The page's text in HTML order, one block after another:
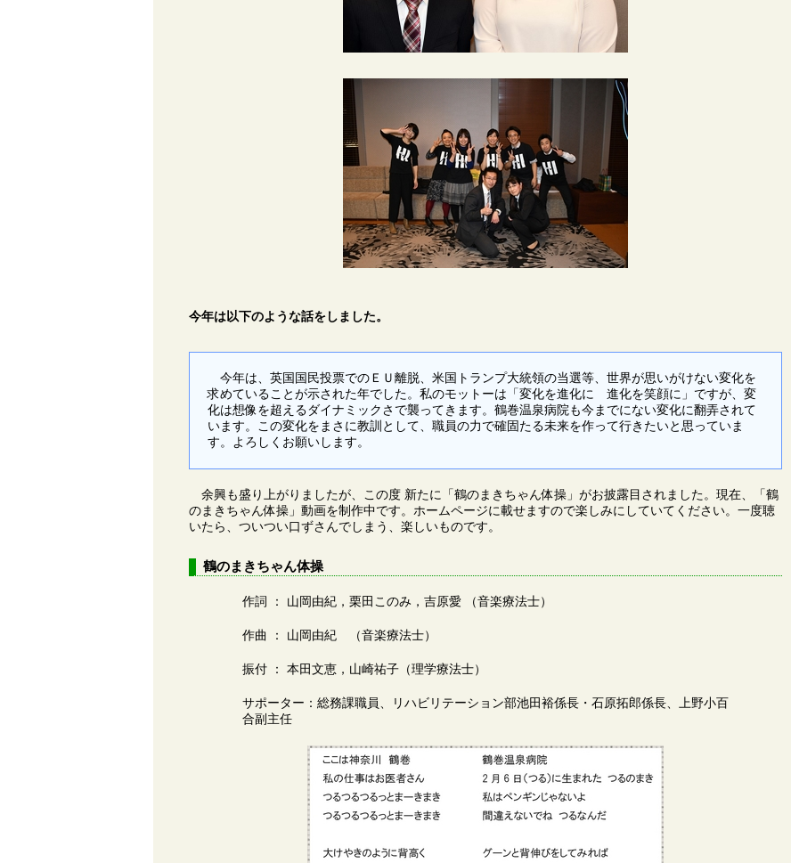
今年は以下のような話をしました。
今年は、英国国民投票でのＥＵ離脱、米国トランプ大統領の当選等、世界が思いがけない変化を
求めていることが示された年でした。私のモットーは「変化を進化に 進化を笑顔に」ですが、変
化は想像を超えるダイナミックさで襲ってきます。鶴巻温泉病院も今までにない変化に翻弄されて
います。この変化をまさに教訓として、職員の力で確固たる未来を作って行きたいと思っていま
す。よろしくお願いします。
余興も盛り上がりましたが、この度 新たに「鶴のまきちゃん体操」がお披露目されました。現在、「鶴
のまきちゃん体操」動画を制作中です。ホームページに載せますので楽しみにしていてください。一度聴
いたら、ついつい口ずさんでしまう、楽しいものです。
鶴のまきちゃん体操
作詞 ： 山岡由紀，栗田このみ，吉原愛 （音楽療法士）
作曲 ： 山岡由紀 （音楽療法士）
振付 ： 本田文恵，山崎祐子（理学療法士）
サポーター：総務課職員、リハビリテーション部 池田裕係長・石原拓郎係長、上野小百
合副主任